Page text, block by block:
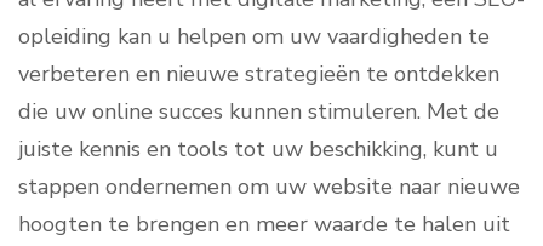
opleiding kan u helpen om uw vaardigheden te
verbeteren en nieuwe strategieën te ontdekken
die uw online succes kunnen stimuleren. Met de
juiste kennis en tools tot uw beschikking, kunt u
stappen ondernemen om uw website naar nieuwe
hoogten te brengen en meer waarde te halen uit